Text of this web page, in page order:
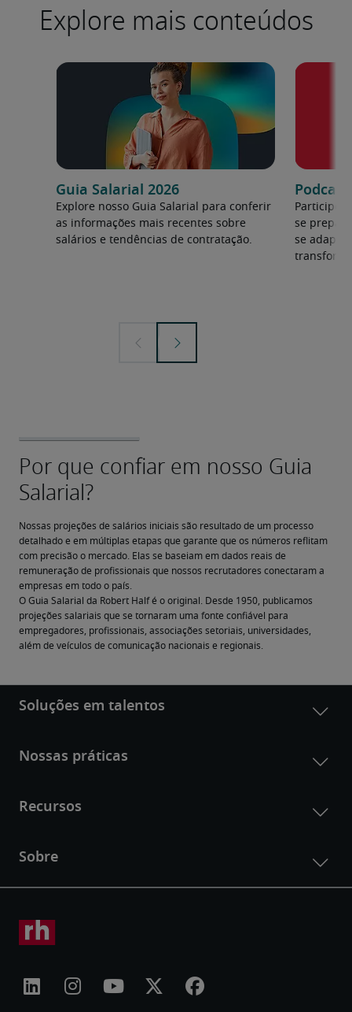
Explore mais conteúdos
Guia Salarial 2026
Explore nosso Guia Salarial para conferir
as informações mais recentes sobre
salários e tendências de contratação.
Participe
se
se
Nossas projeções de salários iniciais são resultado de um processo
detalhado e em múltiplas etapas que garante que os números reflitam
com precisão o mercado. Elas se baseiam em dados reais de
remuneração de profissionais que nossos recrutadores conectaram a
empresas em todo o país.
O Guia Salarial da Robert Half é o original. Desde 1950, publicamos
projeções salariais que se tornaram uma fonte confiável para
empregadores, profissionais, associações setoriais, universidades,
além de veículos de comunicação nacionais e regionais.